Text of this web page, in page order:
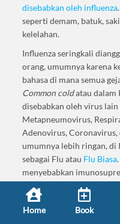
disebabkan oleh influenza
seperti demam, batuk,
kelelahan.
Influenza seringkali
orang, umumnya karena
bahasa di mana semua
Common coldatau dalam
disebabkan oleh virus
Metapneumovirus,
Adenovirus, Coronavirus,
umumnya lebih ringan, di
sebagai Flu atau Flu Biasa
menyebabkan
membuat Anda lebih
Dalam artikel ini, kami
Home Book